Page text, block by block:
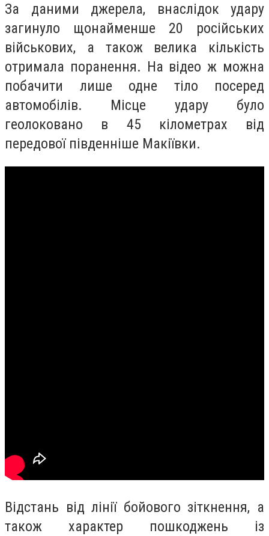
За даними джерела, внаслідок удару
загинуло щонайменше 20 російських
військових, а також велика кількість
отримала поранення. На відео ж можна
побачити лише одне тіло посеред
автомобілів. Місце удару було
геолоковано в 45 кілометрах від
передової південніше Макіївки.
Відстань від лінії бойового зіткнення, а
також характер пошкоджень із